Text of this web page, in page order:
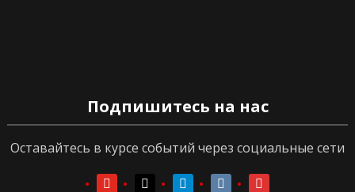
Подпишитесь на нас
Оставайтесь в курсе событий через социальные сети
youtubeyoutubetelegramvkontaktevkontakte